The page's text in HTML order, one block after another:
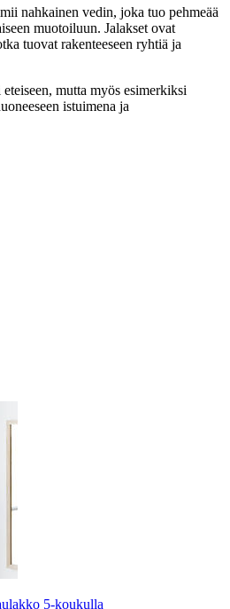
nahkainen vedin, joka tuo pehmeää
muotoiluun. Jalakset ovat
tuovat rakenteeseen ryhtiä ja
mutta myös esimerkiksi
istuimena ja
5-koukulla